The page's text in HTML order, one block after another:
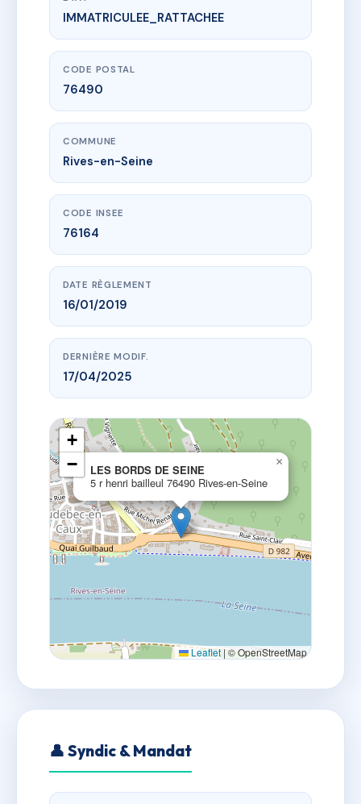
www.vme.plus/AG4627881
LES BORDS DE SEINE
5 r henri bailleul76490 Rives-en-Seine
IMMATRICULEE_RATTACHEE
CODE POSTAL
76490
COMMUNE
Rives-en-Seine
CODE INSEE
76164
DATE RÈGLEMENT
16/01/2019
DERNIÈRE MODIF.
17/04/2025
LES BORDS DE SEINE
5 r henri bailleul 76490 Rives-en-Seine
×
+
−
Leaflet |© OpenStreetMap
👤 Syndic & Mandat